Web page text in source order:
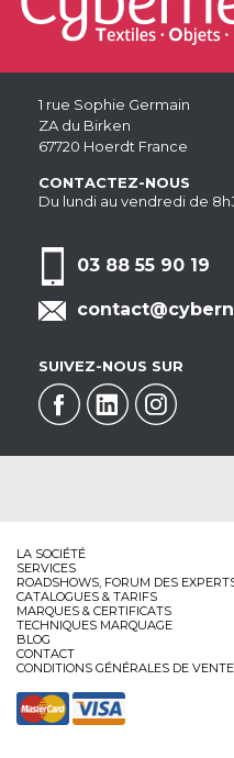
1 rue Sophie Germain
ZA du Birken
67720 Hoerdt France
CONTACTEZ-NOUS
Du lundi au vendredi de
03 88 55 90 19
SUIVEZ-NOUS SUR
LA SOCIÉTÉ
SERVICES
ROADSHOWS, FORUM DES
CATALOGUES & TARIFS
MARQUES & CERTIFICATS
TECHNIQUES MARQUAGE
BLOG
CONTACT
CONDITIONS GÉNÉRALES DE VENTE